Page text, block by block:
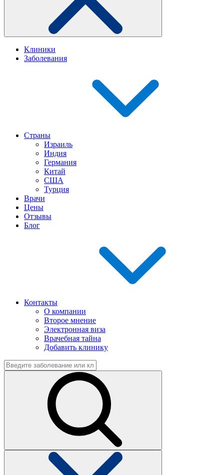
Клиники
Заболевания
Страны
Израиль
Индия
Германия
Китай
США
Турция
Врачи
Цены
Отзывы
Блог
Контакты
О компании
Второе мнение
Электронная виза
Врачебная тайна
Добавить клинику